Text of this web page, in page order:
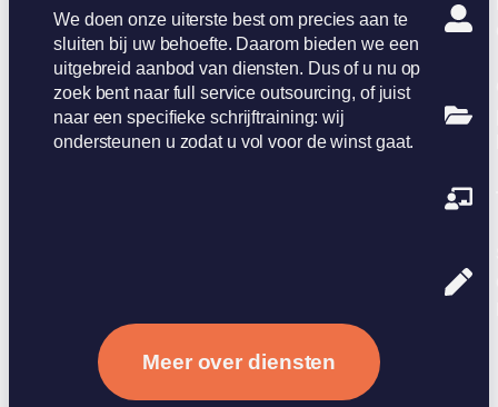
We doen onze uiterste best om precies aan te
sluiten bij uw behoefte. Daarom bieden we een
uitgebreid aanbod van diensten. Dus of u nu op
zoek bent naar full service outsourcing, of juist
naar een specifieke schrijftraining: wij
ondersteunen u zodat u vol voor de winst gaat.
Meer over diensten